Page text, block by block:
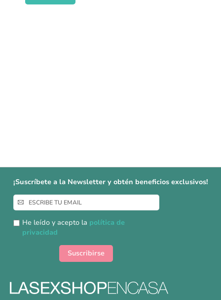
¡Suscríbete a la Newsletter y obtén beneficios exclusivos!
Inscríbase
a
nuestro
boletín
He leído y acepto la política de
privacidad
Suscribirse